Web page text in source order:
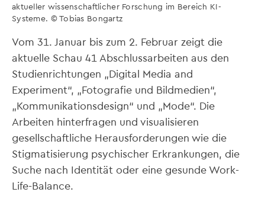
aktueller wissenschaftlicher Forschung im Bereich KI-
Systeme. © Tobias Bongartz
Vom 31. Januar bis zum 2. Februar zeigt die
aktuelle Schau 41 Abschlussarbeiten aus den
Studienrichtungen „Digital Media and
Experiment“, „Fotografie und Bildmedien“,
„Kommunikationsdesign“ und „Mode“. Die
Arbeiten hinterfragen und visualisieren
gesellschaftliche Herausforderungen wie die
Stigmatisierung psychischer Erkrankungen, die
Suche nach Identität oder eine gesunde Work-
Life-Balance.